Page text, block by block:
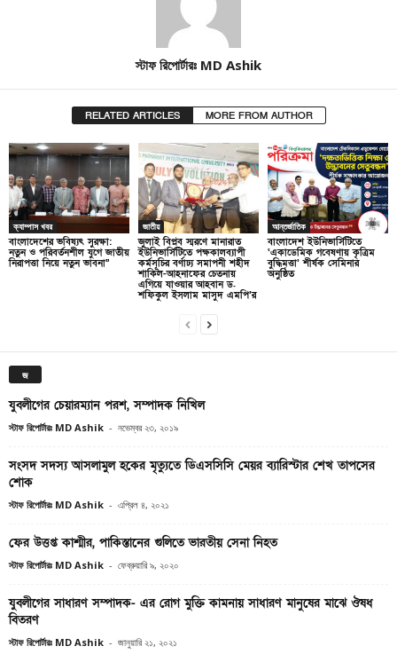
স্টাফ রিপোর্টারঃ MD Ashik
RELATED ARTICLES MORE FROM AUTHOR
ক্যাম্পাস খবর
বাংলাদেশের ভবিষ্যৎ সুরক্ষা:
নতুন ও পরিবর্তনশীল যুগে জাতীয়
নিরাপত্তা নিয়ে নতুন ভাবনা”
জাতীয়
জুলাই বিপ্লব স্মরণে মানারাত
ইউনিভার্সিটিতে পক্ষকালব্যাপী
কর্মসূচির বর্ণাঢ্য সমাপনী শহীদ
শাকিল-আহনাফের চেতনায়
এগিয়ে যাওয়ার আহবান ড.
শফিকুল ইসলাম মাসুদ এমপি’র
আন্তর্জাতিক
বাংলাদেশ ইউনিভার্সিটিতে
‘একাডেমিক গবেষণায় কৃত্রিম
বুদ্ধিমত্তা’ শীর্ষক সেমিনার
অনুষ্ঠিত
জ
যুবলীগের চেয়ারম্যান পরশ, সম্পাদক নিখিল
স্টাফ রিপোর্টারঃ MD Ashik - নভেম্বর ২৩, ২০১৯
সংসদ সদস্য আসলামুল হকের মৃত্যুতে ডিএসসিসি মেয়র ব্যারিস্টার শেখ তাপসের
শোক
স্টাফ রিপোর্টারঃ MD Ashik - এপ্রিল ৪, ২০২১
ফের উত্তপ্ত কাশ্মীর, পাকিস্তানের গুলিতে ভারতীয় সেনা নিহত
স্টাফ রিপোর্টারঃ MD Ashik - ফেব্রুয়ারি ৯, ২০২০
যুবলীগের সাধারণ সম্পাদক- এর রোগ মুক্তি কামনায় সাধারণ মানুষের মাঝে ঔষধ
বিতরণ
স্টাফ রিপোর্টারঃ MD Ashik - জানুয়ারি ২১, ২০২১